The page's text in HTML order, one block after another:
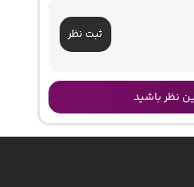
ثبت نظر
نظر باشید